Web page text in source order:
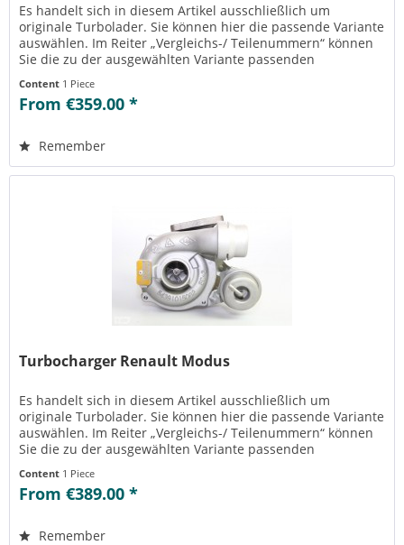
Es handelt sich in diesem Artikel ausschließlich um
originale Turbolader. Sie können hier die passende Variante
auswählen. Im Reiter „Vergleichs-/ Teilenummern“ können
Sie die zu der ausgewählten Variante passenden
Content 1 Piece
From €359.00 *
Remember
Turbocharger Renault Modus
Es handelt sich in diesem Artikel ausschließlich um
originale Turbolader. Sie können hier die passende Variante
auswählen. Im Reiter „Vergleichs-/ Teilenummern“ können
Sie die zu der ausgewählten Variante passenden
Content 1 Piece
From €389.00 *
Remember